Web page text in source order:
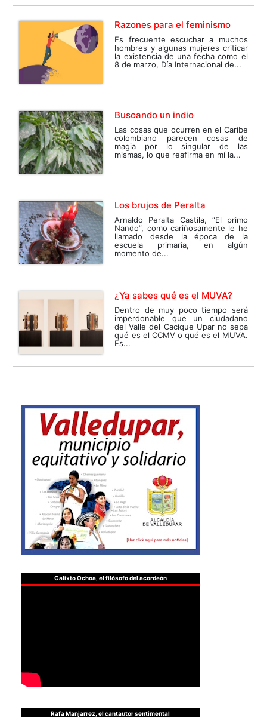
Razones para el feminismo
Es frecuente escuchar a muchos
hombres y algunas mujeres criticar
la existencia de una fecha como el
8 de marzo, Día Internacional de...
Buscando un indio
Las cosas que ocurren en el Caribe
colombiano parecen cosas de
magia por lo singular de las
mismas, lo que reafirma en mí la...
Los brujos de Peralta
Arnaldo Peralta Castila, “El primo
Nando”, como cariñosamente le he
llamado desde la época de la
escuela primaria, en algún
momento de...
¿Ya sabes qué es el MUVA?
Dentro de muy poco tiempo será
imperdonable que un ciudadano
del Valle del Cacique Upar no sepa
qué es el CCMV o qué es el MUVA.
Es...
Calixto Ochoa, el filósofo del acordeón
Rafa Manjarrez, el cantautor sentimental